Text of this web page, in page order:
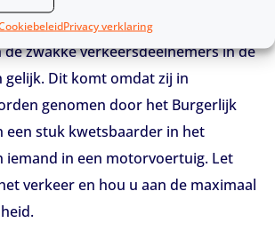
Privacy verklaring
ongeluk te voorkomen.
de zwakke verkeersdeelnemers in de
gelijk. Dit komt omdat zij in
genomen door het Burgerlijk
een stuk kwetsbaarder in het
iemand in een motorvoertuig. Let
verkeer en hou u aan de maximaal